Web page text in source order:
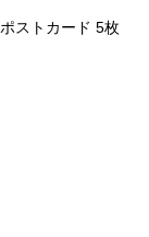
ストカード 5枚